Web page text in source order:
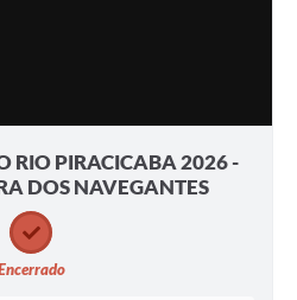
RIO PIRACICABA 2026 -
DOS NAVEGANTES